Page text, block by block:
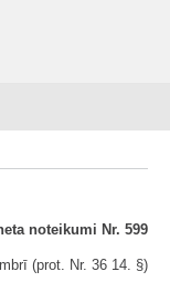
noteikumi Nr. 599
(prot. Nr. 36 14. §)